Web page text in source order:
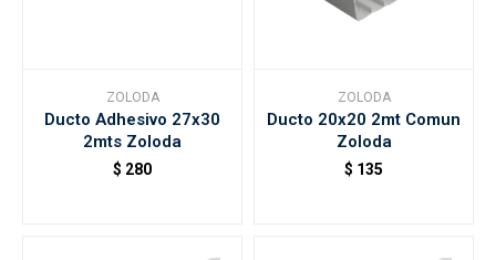
ZOLODA
Ducto Adhesivo 27x30
2mts Zoloda
$ 280
ZOLODA
Ducto 20x20 2mt Comun
Zoloda
$ 135